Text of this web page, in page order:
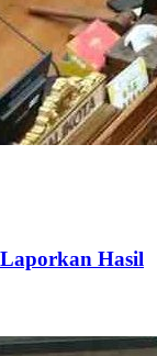
Hasil